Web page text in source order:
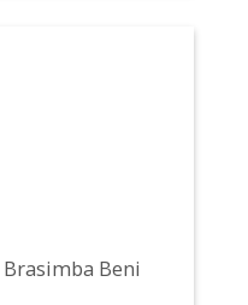
Brasimba Beni